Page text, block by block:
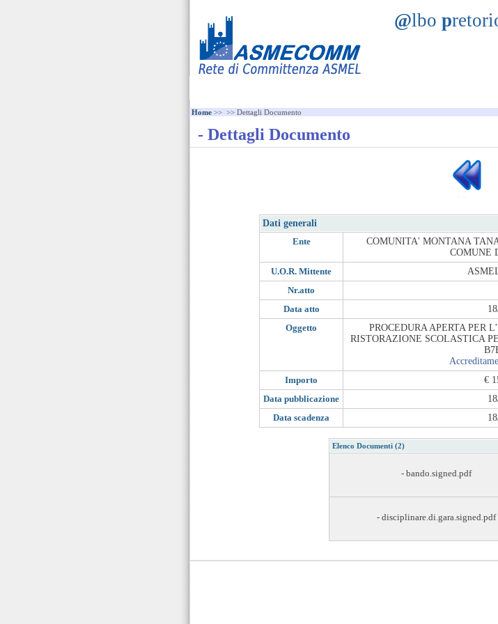
@lbo p
Home >> >> Dettagli Documento
- Dettagli Documento
Dati generali
Ente
COMUNITA' MONTANA
COMUNE
U.O.R. Mittente
Nr.atto
Data atto
Oggetto
PROCEDURA APERTA PER
RISTORAZIONE SCOLASTICA
Importo
€
Data pubblicazione
Data scadenza
Elenco Documenti (2)
- bando.signed.pdf
- disciplinare.di.gara.signed.pdf